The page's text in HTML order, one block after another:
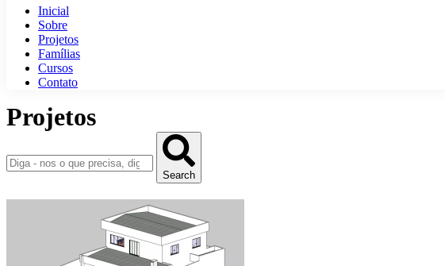
Inicial
Sobre
Projetos
Famílias
Cursos
Contato
Projetos
Search